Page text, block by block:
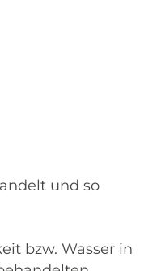
und so
bzw. Wasser in